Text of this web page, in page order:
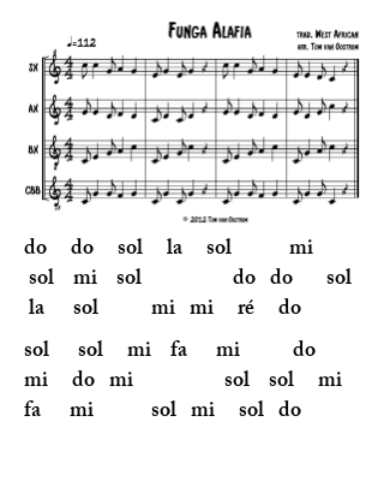
do do sol la sol mi
sol mi sol do do sol
la sol mi mi ré do
sol sol mi fa mi do
mi do mi sol sol mi
fa mi sol mi sol do